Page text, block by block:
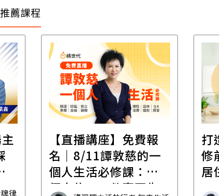
推薦課程
律
【直播講座】免費報
名｜8/11譚敦慈的一
個人生活必修課：一
個人住，五件事要先
打
修
居